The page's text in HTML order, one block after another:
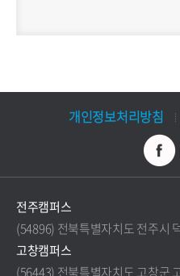
개인정보처리방침
전주캠퍼스
(54896) 전북특별자치도 전주시
고창캠퍼스
(56443) 전북특별자치도 고창군